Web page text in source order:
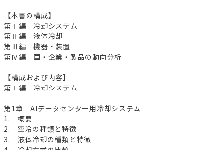
【本書の構成】
第Ⅰ編 冷却システム
第Ⅱ編 液体冷却
第Ⅲ編 機器・装置
第Ⅳ編 国・企業・製品の動向分析
【構成および内容】
第Ⅰ編 冷却システム
第1章 AIデータセンター用冷却システム
1. 概要
2. 空冷の種類と特徴
3. 液体冷却の種類と特徴